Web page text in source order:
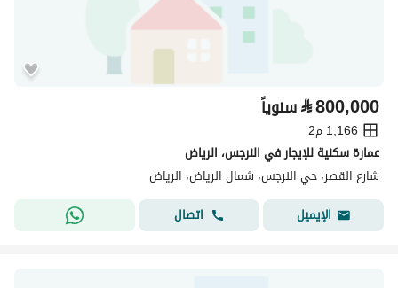
⃁800,000 سنوياً
1,166 م2
عمارة سكنية للإيجار في النرجس، الرياض
شارع القصر، حي النرجس، شمال الرياض، الرياض
الإيميل
اتصال